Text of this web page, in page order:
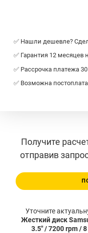
✅ Нашли дешевле?
✅ Гарантия 12 месяцев
✅ Рассрочка платежа
✅ Возможна
Получите
отправив
Уточните
Жесткий диск
3.5" / 7200 rpm /